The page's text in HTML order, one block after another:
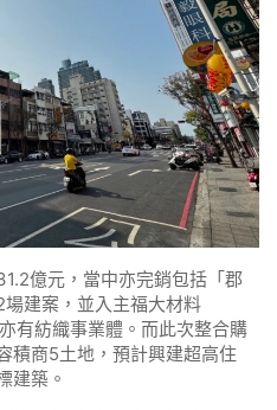
億元，當中亦完銷包括「郡
建案，並入主福大材料
有紡織事業體。而此次整合購
積商5土地，預計興建超高住
建築。